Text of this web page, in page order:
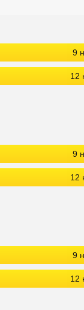
9
12
9
12
9
12